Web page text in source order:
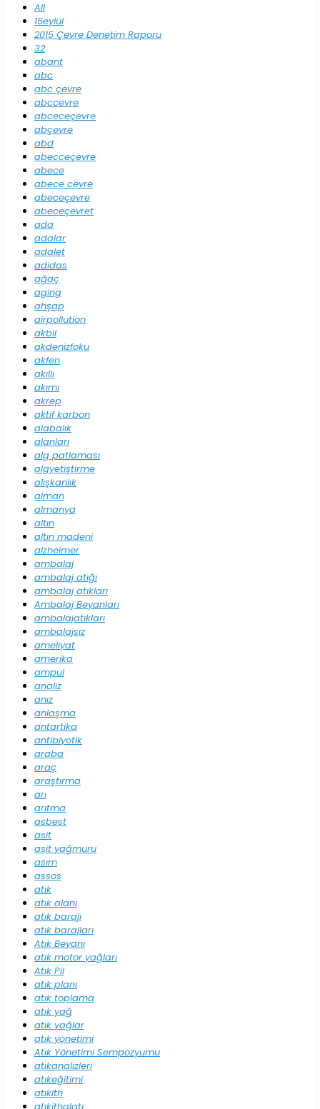
All
15eylül
2015 Çevre Denetim Raporu
32
abant
abc
abc çevre
abccevre
abceceçevre
abçevre
abd
abecceçevre
abece
abece cevre
abeceçevre
abeceçevret
ada
adalar
adalet
adidas
ağaç
aging
ahşap
airpollution
akbil
akdenizfoku
akfen
akıllı
akımı
akrep
aktif karbon
alabalık
alanları
alg patlaması
algyetiştirme
alışkanlık
alman
almanya
altın
altın madeni
alzheimer
ambalaj
ambalaj atığı
ambalaj atıkları
Ambalaj Beyanları
ambalajatıkları
ambalajsız
ameliyat
amerika
ampul
analiz
anız
anlaşma
antartika
antibiyotik
araba
araç
araştırma
arı
arıtma
asbest
asit
asit yağmuru
asım
assos
atık
atık alanı
atık barajı
atık barajları
Atık Beyanı
atık motor yağları
Atık Pil
atık planı
atık toplama
atık yağ
atık yağlar
atık yönetimi
Atık Yönetimi Sempozyumu
atıkanalizleri
atıkeğitimi
atıkith